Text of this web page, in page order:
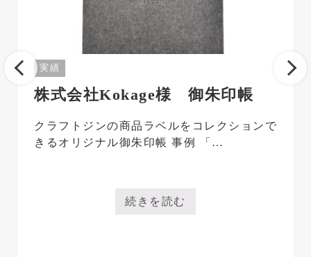
株式会社Kokage様 御朱印帳
クラフトジンの商品ラベルをコレクションで
きるオリジナル御朱印帳 事例 「…
株
続きを読む
実績